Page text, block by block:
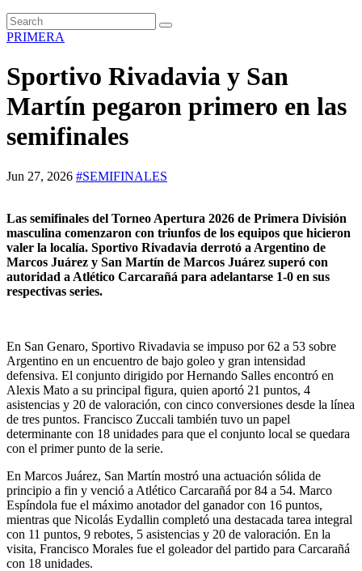
PRIMERA
Sportivo Rivadavia y San
Martín pegaron primero en las
semifinales
Jun 27, 2026 #SEMIFINALES
Las semifinales del Torneo Apertura 2026 de Primera División
masculina comenzaron con triunfos de los equipos que hicieron
valer la localía. Sportivo Rivadavia derrotó a Argentino de
Marcos Juárez y San Martín de Marcos Juárez superó con
autoridad a Atlético Carcarañá para adelantarse 1-0 en sus
respectivas series.
En San Genaro, Sportivo Rivadavia se impuso por 62 a 53 sobre
Argentino en un encuentro de bajo goleo y gran intensidad
defensiva. El conjunto dirigido por Hernando Salles encontró en
Alexis Mato a su principal figura, quien aportó 21 puntos, 4
asistencias y 20 de valoración, con cinco conversiones desde la línea
de tres puntos. Francisco Zuccali también tuvo un papel
determinante con 18 unidades para que el conjunto local se quedara
con el primer punto de la serie.
En Marcos Juárez, San Martín mostró una actuación sólida de
principio a fin y venció a Atlético Carcarañá por 84 a 54. Marco
Espíndola fue el máximo anotador del ganador con 16 puntos,
mientras que Nicolás Eydallin completó una destacada tarea integral
con 11 puntos, 9 rebotes, 5 asistencias y 20 de valoración. En la
visita, Francisco Morales fue el goleador del partido para Carcarañá
con 18 unidades.